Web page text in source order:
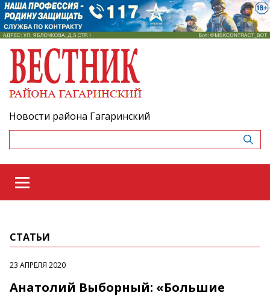
Новости района Гагаринский
СТАТЬИ
23 АПРЕЛЯ 2020
Анатолий Выборный: «Большие